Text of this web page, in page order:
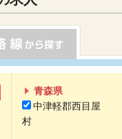
青森県
中津軽郡西目屋
村